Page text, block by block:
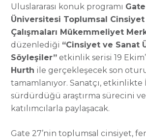
Uluslararası konuk programı
Üniversitesi Toplumsal Cinsiyet
Çalışmaları Mükemmeliyet
düzenlediği “Cinsiyet ve Sanat
Söyleşiler” etkinlik serisi 19
Hurth ile gerçekleşecek son
tamamlanıyor. Sanatçı, etkinlikte
sürdürdüğü araştırma sürecini
katılımcılarla paylaşacak.
Gate 27’nin toplumsal cinsiyet,